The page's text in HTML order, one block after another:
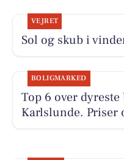
VEJRET
Sol og skub i
BOLIGMARKED
Top 6 over
Karlslunde. Priser